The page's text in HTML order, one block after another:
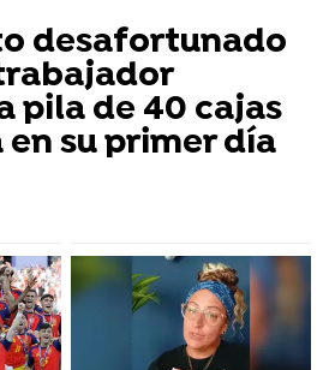
desafortunado
pila de 40 cajas
en su primer día